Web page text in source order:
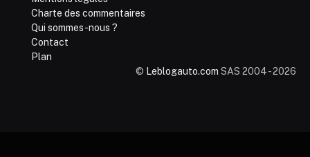
Charte des commentaires
Qui sommes-nous ?
Contact
Plan
© Leblogauto.com SAS 2004 - 2026